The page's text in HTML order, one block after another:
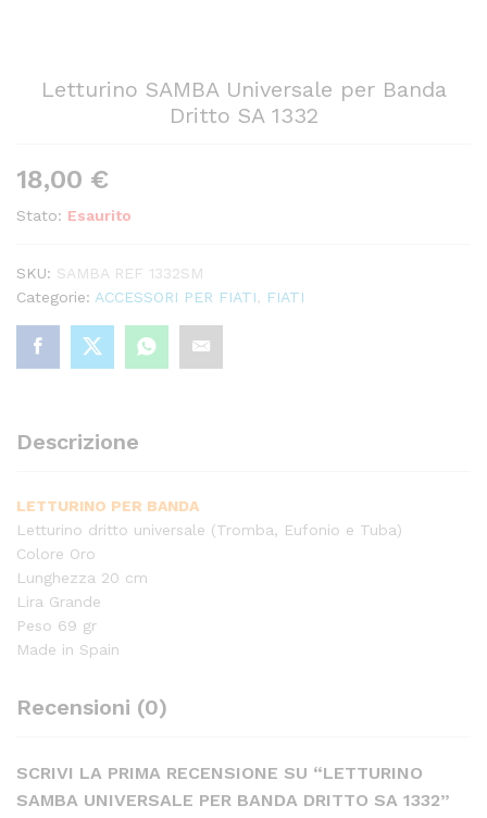
Letturino SAMBA Universale per Banda
Dritto SA 1332
18,00 €
Stato: Esaurito
SKU: SAMBA REF 1332SM
Categorie: ACCESSORI PER FIATI FIATI
Descrizione
LETTURINO PER BANDA
Letturino dritto universale (Tromba, Eufonio e Tuba)
Colore Oro
Lunghezza 20 cm
Lira Grande
Peso 69 gr
Made in Spain
Recensioni (0)
SCRIVI LA PRIMA RECENSIONE SU “LETTURINO
SAMBA UNIVERSALE PER BANDA DRITTO SA 1332”